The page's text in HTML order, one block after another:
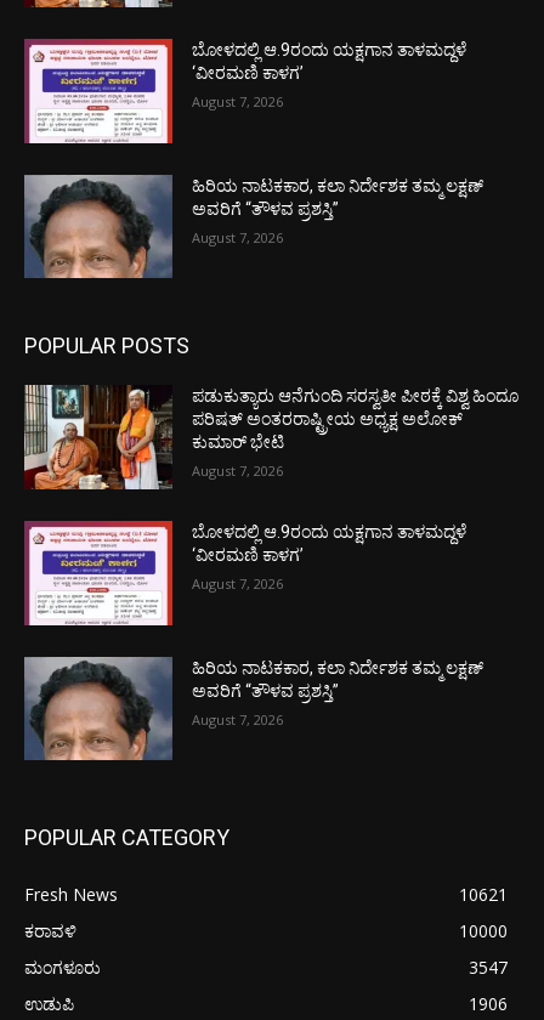
ಬೋಳದಲ್ಲಿ ಆ.9ರಂದು ಯಕ್ಷಗಾನ ತಾಳಮದ್ದಳೆ
‘ವೀರಮಣಿ ಕಾಳಗ’
August 7, 2026
ಹಿರಿಯ ನಾಟಕಕಾರ, ಕಲಾ ನಿರ್ದೇಶಕ ತಮ್ಮ ಲಕ್ಷಣ್
ಅವರಿಗೆ “ತೌಳವ ಪ್ರಶಸ್ತಿ”
August 7, 2026
POPULAR POSTS
ಪಡುಕುತ್ಯಾರು ಆನೆಗುಂದಿ ಸರಸ್ವತೀ ಪೀಠಕ್ಕೆ ವಿಶ್ವ ಹಿಂದೂ
ಪರಿಷತ್ ಅಂತರರಾಷ್ಟ್ರೀಯ ಅಧ್ಯಕ್ಷ ಅಲೋಕ್
ಕುಮಾರ್ ಭೇಟಿ
August 7, 2026
ಬೋಳದಲ್ಲಿ ಆ.9ರಂದು ಯಕ್ಷಗಾನ ತಾಳಮದ್ದಳೆ
‘ವೀರಮಣಿ ಕಾಳಗ’
August 7, 2026
ಹಿರಿಯ ನಾಟಕಕಾರ, ಕಲಾ ನಿರ್ದೇಶಕ ತಮ್ಮ ಲಕ್ಷಣ್
ಅವರಿಗೆ “ತೌಳವ ಪ್ರಶಸ್ತಿ”
August 7, 2026
POPULAR CATEGORY
Fresh News
10621
ಕರಾವಳಿ
10000
ಮಂಗಳೂರು
3547
ಉಡುಪಿ
1906